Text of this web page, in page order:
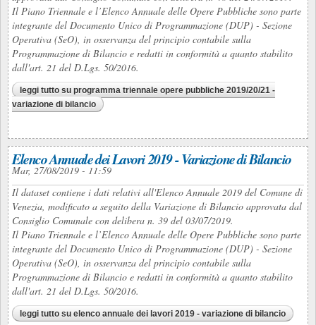
Il Piano Triennale e l’Elenco Annuale delle Opere Pubbliche sono parte
integrante del Documento Unico di Programmazione (DUP) - Sezione
Operativa (SeO), in osservanza del principio contabile sulla
Programmazione di Bilancio e redatti in conformità a quanto stabilito
dall'art. 21 del D.Lgs. 50/2016.
leggi tutto su programma triennale opere pubbliche 2019/20/21 -
variazione di bilancio
Elenco Annuale dei Lavori 2019 - Variazione di Bilancio
Mar, 27/08/2019 - 11:59
Il dataset contiene i dati relativi all'Elenco Annuale 2019 del Comune di
Venezia, modificato a seguito della Variazione di Bilancio approvata dal
Consiglio Comunale con delibera n. 39 del 03/07/2019.
Il Piano Triennale e l’Elenco Annuale delle Opere Pubbliche sono parte
integrante del Documento Unico di Programmazione (DUP) - Sezione
Operativa (SeO), in osservanza del principio contabile sulla
Programmazione di Bilancio e redatti in conformità a quanto stabilito
dall'art. 21 del D.Lgs. 50/2016.
leggi tutto su elenco annuale dei lavori 2019 - variazione di bilancio